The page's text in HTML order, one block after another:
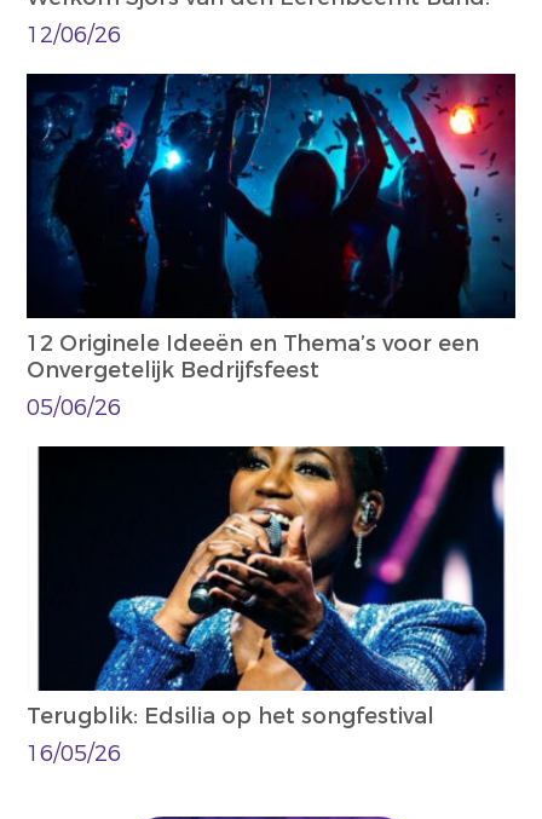
12/06/26
12 Originele Ideeën en Thema’s voor een
Onvergetelijk Bedrijfsfeest
05/06/26
Terugblik: Edsilia op het songfestival
16/05/26